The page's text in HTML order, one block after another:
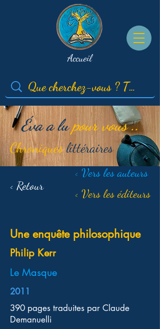
Accueil
Éva a lupour vous ..
Chroniqueslittéraires
< Retour
< Vers les auteurs
< Vers les éditeurs
Une enquête philosophique
Philip Kerr
Le Masque
2011
390 pages traduites par Claude
Demanuelli